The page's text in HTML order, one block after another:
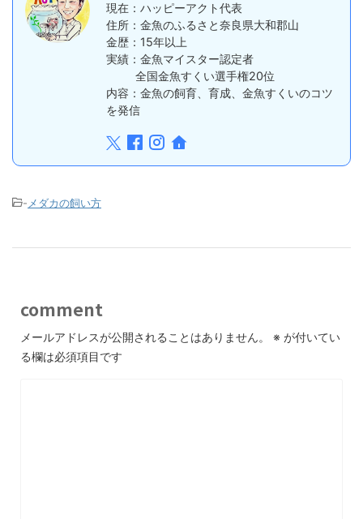
現在：ハッピーアクト代表
住所：金魚のふるさと奈良県大和郡山
金歴：15年以上
実績：金魚マイスター認定者
全国金魚すくい選手権20位
内容：金魚の飼育、育成、金魚すくいのコツ
を発信
-メダカの飼い方
comment
メールアドレスが公開されることはありません。 ※ が付いてい
る欄は必須項目です